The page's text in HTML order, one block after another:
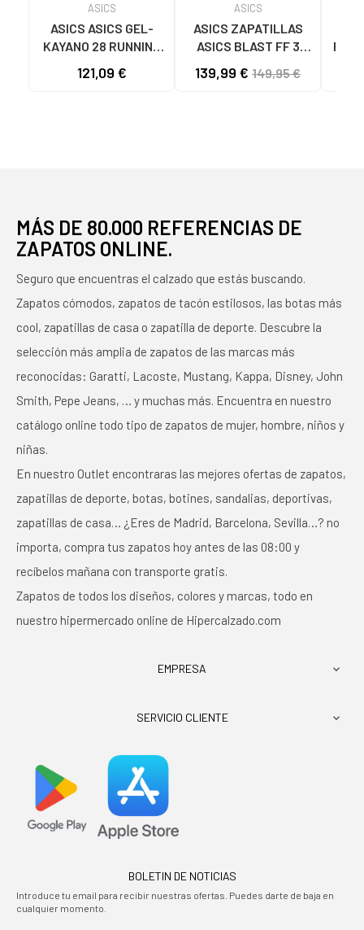
ASICS
ASICS ASICS GEL-
KAYANO 28 RUNNING
121,09 €
ASICS
ASICS ZAPATILLAS
ASICS BLAST FF 3
MULTICOLOR
139,99 € 149,95 €
MÁS DE 80.000 REFERENCIAS DE
ZAPATOS ONLINE.
Seguro que encuentras el calzado que estás buscando.
Zapatos cómodos, zapatos de tacón estilosos, las botas más
cool, zapatillas de casa o zapatilla de deporte. Descubre la
selección más amplia de zapatos de las marcas más
reconocidas: Garatti, Lacoste, Mustang, Kappa, Disney, John
Smith, Pepe Jeans, … y muchas más. Encuentra en nuestro
catálogo online todo tipo de zapatos de mujer, hombre, niños y
niñas.
En nuestro Outlet encontraras las mejores ofertas de zapatos,
zapatillas de deporte, botas, botines, sandalias, deportivas,
zapatillas de casa… ¿Eres de Madrid, Barcelona, Sevilla…? no
importa, compra tus zapatos hoy antes de las 08:00 y
recíbelos mañana con transporte gratis.
Zapatos de todos los diseños, colores y marcas, todo en
nuestro hipermercado online de Hipercalzado.com
EMPRESA 
SERVICIO CLIENTE 
BOLETIN DE NOTICIAS
Introduce tu email para recibir nuestras ofertas. Puedes darte de baja en
cualquier momento.